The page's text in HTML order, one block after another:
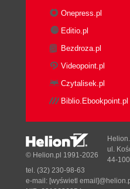
Onepress.pl
Editio.pl
Bezdroza.pl
Videopoint.pl
Czytalisek.pl
Biblio.Ebookpoint.pl
© Helion.pl 1991-2026
ul.
44-
tel. (32) 230-98-63
e-mail: [wyświetl